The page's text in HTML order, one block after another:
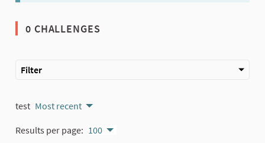
0 CHALLENGES
Filter
test Most recent
Results per page: 100